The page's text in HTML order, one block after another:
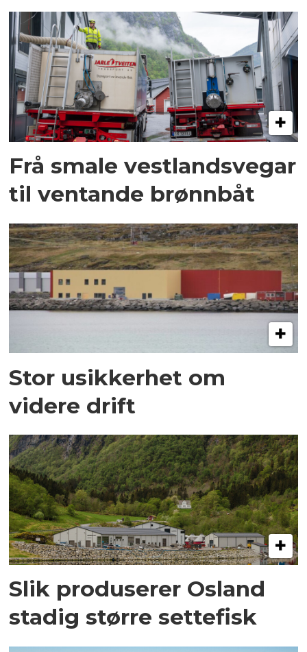
Frå smale vestlandsvegar
til ventande brønnbåt
Stor usikkerhet om
videre drift
Slik produserer Osland
stadig større settefisk